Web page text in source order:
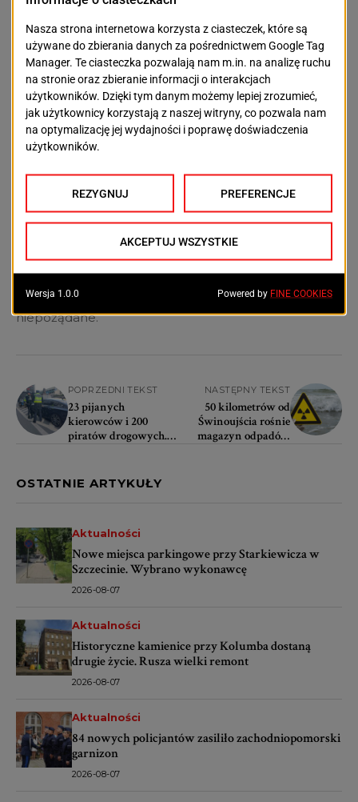
niepewności dla mieszkańców i inwestorów.
W międzyczasie w gminie Dobra wybuchł kolejny
konflikt na linii władza–mieszkańcy. Tym razem
dotyczy społeczności Kościna i okolic. Chodzi o
planowaną tam budowę żwirowni, której zgodnie z
zapisami dopiero co uchwalonego planu ogólnego,
powinno. Sprawa budzi dodatkowe pytania o
spójność samego dokumentu — skoro plan ogólny
ma porządkować politykę przestrzenną gminy,
pojawienie się kontrowersyjnej inwestycji
wydobywczej tuż po jego uchwaleniu stawia pod
znakiem zapytania, na ile dokument rzeczywiście
furtki dla inwestycji, które społeczność uznaje za
niepożądane.
POPRZEDNI TEKST
23 pijanych
kierowców i 200
piratów drogowych.
NASTĘPNY TEKST
50 kilometrów od
Świnoujścia rośnie
magazyn odpadów
OSTATNIE ARTYKUŁY
Aktualności
Nowe miejsca parkingowe przy Starkiewicza w
Szczecinie. Wybrano wykonawcę
2026-08-07
Aktualności
Historyczne kamienice przy Kolumba dostaną
drugie życie. Rusza wielki remont
2026-08-07
Aktualności
84 nowych policjantów zasiliło zachodniopomorski
garnizon
2026-08-07